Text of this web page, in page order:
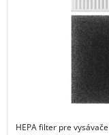
HEPA filter pre vysávače